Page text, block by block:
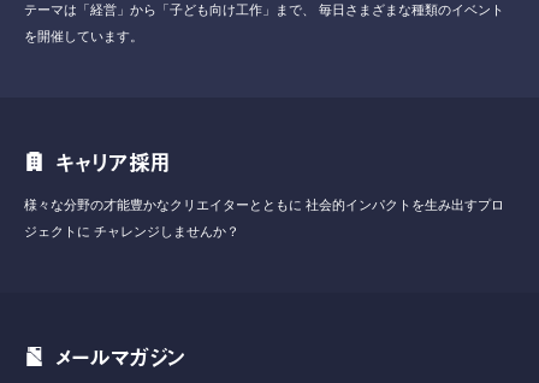
テーマは「経営」から「子ども向け工作」まで、
毎日さまざまな種類のイベント
を開催しています。
キャリア採用
様々な分野の才能豊かなクリエイターとともに 社会的インパクトを生み出すプロ
ジェクトに チャレンジしませんか？
メールマガジン